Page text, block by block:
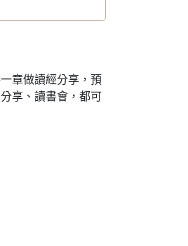
章做讀經分享，預
享、讀書會，都可